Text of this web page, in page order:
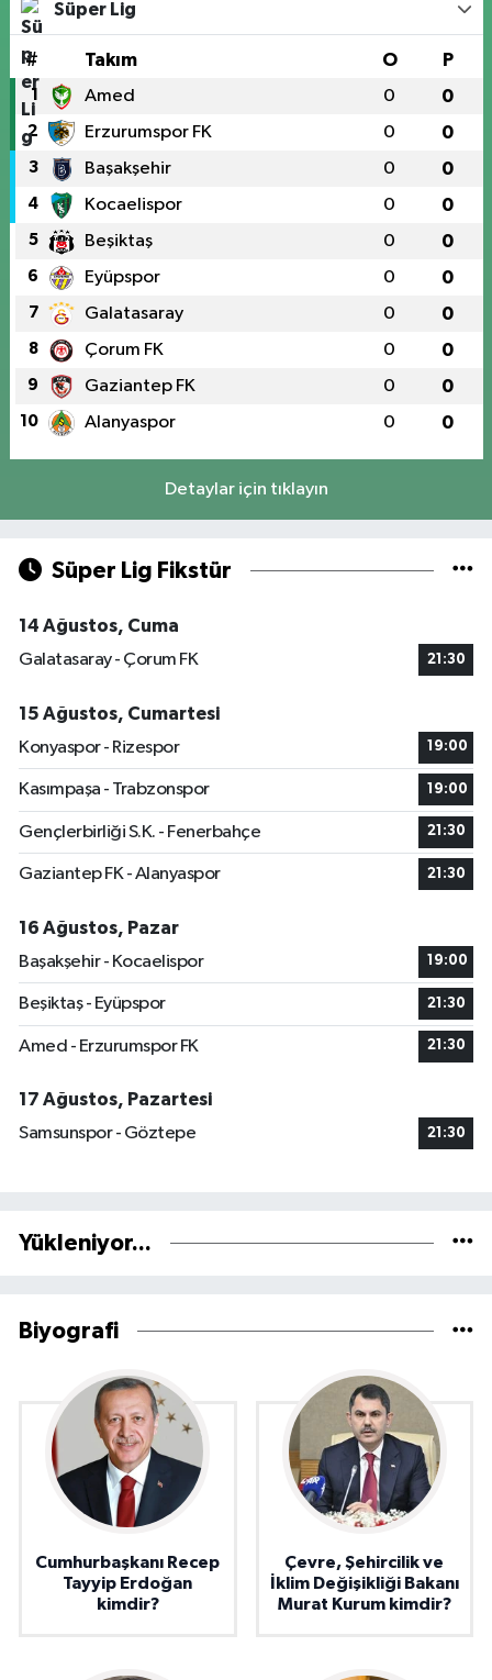
Süper Lig
# Takım O P
1 Amed 0 0
2 Erzurumspor FK 0 0
3 Başakşehir 0 0
4 Kocaelispor 0 0
5 Beşiktaş 0 0
6 Eyüpspor 0 0
7 Galatasaray 0 0
8 Çorum FK 0 0
9 Gaziantep FK 0 0
10 Alanyaspor 0 0
Detaylar için tıklayın
Süper Lig Fikstür
14 Ağustos, Cuma
Galatasaray - Çorum FK
21:30
15 Ağustos, Cumartesi
Konyaspor - Rizespor
19:00
Kasımpaşa - Trabzonspor 19:00
Gençlerbirliği S.K. - Fenerbahçe 21:30
Gaziantep FK - Alanyaspor 21:30
16 Ağustos, Pazar
Başakşehir - Kocaelispor
19:00
Beşiktaş - Eyüpspor 21:30
Amed - Erzurumspor FK 21:30
17 Ağustos, Pazartesi
Samsunspor - Göztepe
21:30
Yükleniyor...
Biyografi
Cumhurbaşkanı Recep
Tayyip Erdoğan
kimdir?
Çevre, Şehircilik ve
İklim Değişikliği Bakanı
Murat Kurum kimdir?